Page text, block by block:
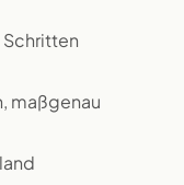
Schritten
maßgenau